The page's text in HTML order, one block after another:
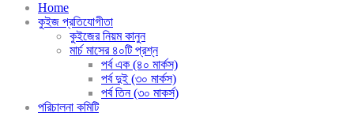
Home
কুইজ প্রতিযোগীতা
কুইজের নিয়ম কানুন
মার্চ মাসের ৪০টি প্রশ্ন
পর্ব এক (৪০ মার্কস)
পর্ব দুই (৩০ মার্কস)
পর্ব তিন (৩০ মাকর্স)
পরিচালনা কমিটি